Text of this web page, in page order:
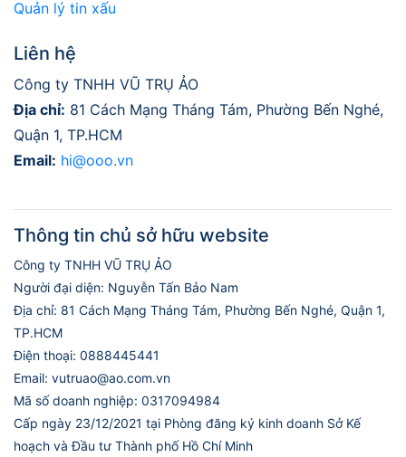
Quản lý tin xấu
Liên hệ
Công ty TNHH VŨ TRỤ ẢO
Địa chỉ: 81 Cách Mạng Tháng Tám, Phường Bến Nghé,
Quận 1, TP.HCM
Email: hi@ooo.vn
Thông tin chủ sở hữu website
Công ty TNHH VŨ TRỤ ẢO
Người đại diện: Nguyễn Tấn Bảo Nam
Địa chỉ: 81 Cách Mạng Tháng Tám, Phường Bến Nghé, Quận 1,
TP.HCM
Điện thoại: 0888445441
Email: vutruao@ao.com.vn
Mã số doanh nghiệp: 0317094984
Cấp ngày 23/12/2021 tại Phòng đăng ký kinh doanh Sở Kế
hoạch và Đầu tư Thành phố Hồ Chí Minh